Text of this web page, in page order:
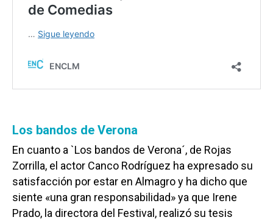
Los bandos de Verona
En cuanto a `Los bandos de Verona´, de Rojas
Zorrilla, el actor Canco Rodríguez ha expresado su
satisfacción por estar en Almagro y ha dicho que
siente «una gran responsabilidad» ya que Irene
Prado, la directora del Festival, realizó su tesis